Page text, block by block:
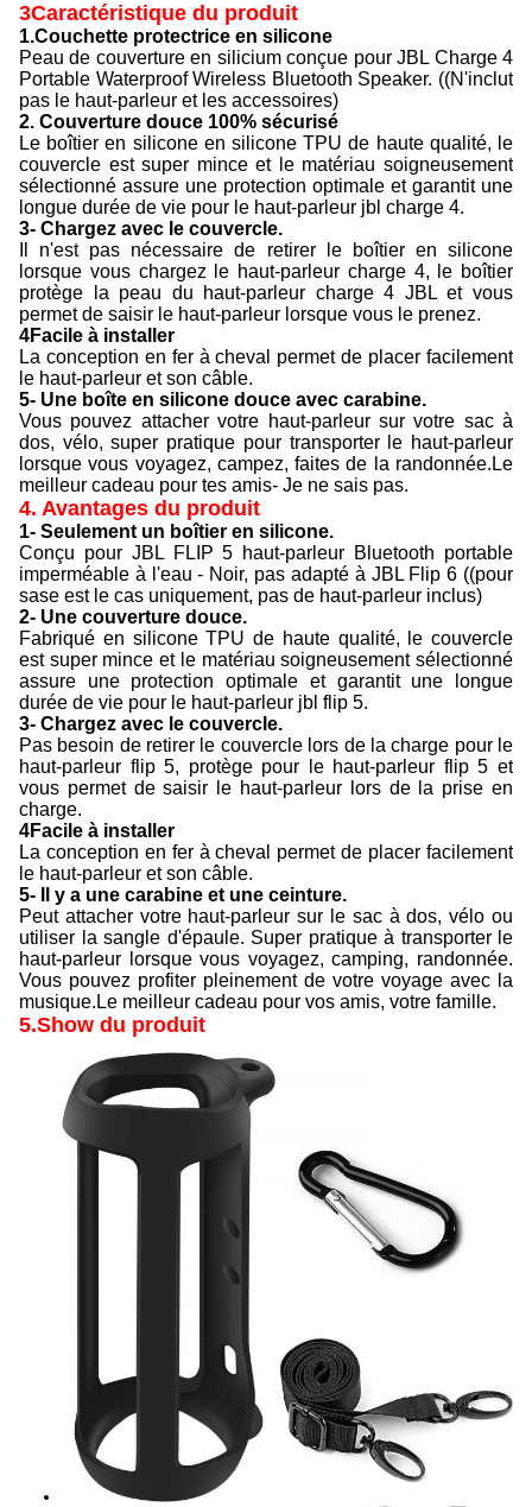
3Caractéristique du produit
1.Couchette protectrice en silicone
Peau de couverture en silicium conçue pour JBL Charge 4
Portable Waterproof Wireless Bluetooth Speaker. ((N'inclut
pas le haut-parleur et les accessoires)
2. Couverture douce 100% sécurisé
Le boîtier en silicone en silicone TPU de haute qualité, le
couvercle est super mince et le matériau soigneusement
sélectionné assure une protection optimale et garantit une
longue durée de vie pour le haut-parleur jbl charge 4.
3- Chargez avec le couvercle.
Il n'est pas nécessaire de retirer le boîtier en silicone
lorsque vous chargez le haut-parleur charge 4, le boîtier
protège la peau du haut-parleur charge 4 JBL et vous
permet de saisir le haut-parleur lorsque vous le prenez.
4Facile à installer
La conception en fer à cheval permet de placer facilement
le haut-parleur et son câble.
5- Une boîte en silicone douce avec carabine.
Vous pouvez attacher votre haut-parleur sur votre sac à
dos, vélo, super pratique pour transporter le haut-parleur
lorsque vous voyagez, campez, faites de la randonnée.Le
meilleur cadeau pour tes amis- Je ne sais pas.
4. Avantages du produit
1- Seulement un boîtier en silicone.
Conçu pour JBL FLIP 5 haut-parleur Bluetooth portable
imperméable à l'eau - Noir, pas adapté à JBL Flip 6 ((pour
sase est le cas uniquement, pas de haut-parleur inclus)
2- Une couverture douce.
Fabriqué en silicone TPU de haute qualité, le couvercle
est super mince et le matériau soigneusement sélectionné
assure une protection optimale et garantit une longue
durée de vie pour le haut-parleur jbl flip 5.
3- Chargez avec le couvercle.
Pas besoin de retirer le couvercle lors de la charge pour le
haut-parleur flip 5, protège pour le haut-parleur flip 5 et
vous permet de saisir le haut-parleur lors de la prise en
charge.
4Facile à installer
La conception en fer à cheval permet de placer facilement
le haut-parleur et son câble.
5- Il y a une carabine et une ceinture.
Peut attacher votre haut-parleur sur le sac à dos, vélo ou
utiliser la sangle d'épaule. Super pratique à transporter le
haut-parleur lorsque vous voyagez, camping, randonnée.
Vous pouvez profiter pleinement de votre voyage avec la
musique.Le meilleur cadeau pour vos amis, votre famille.
5.Show du produit